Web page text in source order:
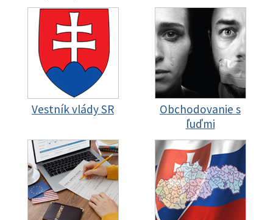
Vestník vlády SR
Obchodovanie s
ľuďmi